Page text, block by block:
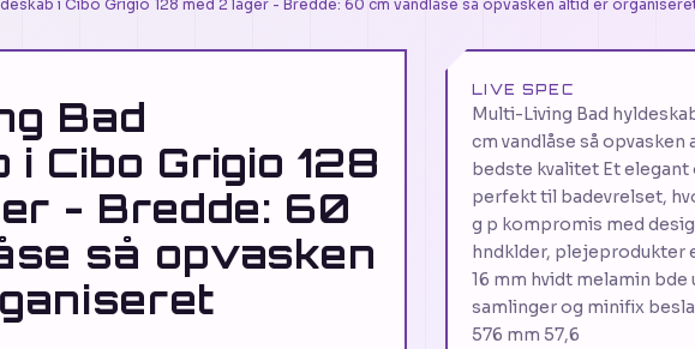
i Cibo Grigio 128 med 2 låger - Bredde: 60 cm vandlåse så opvasken altid er
Bad
i Cibo Grigio 128
- Bredde: 60
så opvasken
LIVE SPEC
Multi-Living Bad
cm vandlåse så
bedste kvalitet Et
perfekt til badevrelset,
g p kompromis med
hndklder, plejeprodukter
16 mm hvidt melamin
samlinger og minifix
576 mm 57,6